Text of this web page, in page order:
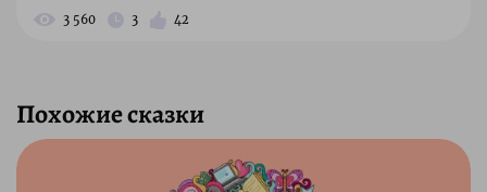
3 560 3 42
Похожие сказки